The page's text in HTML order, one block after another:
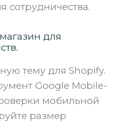
сотрудничества.
для
тему для Shopify.
Google Mobile-
мобильной
размер